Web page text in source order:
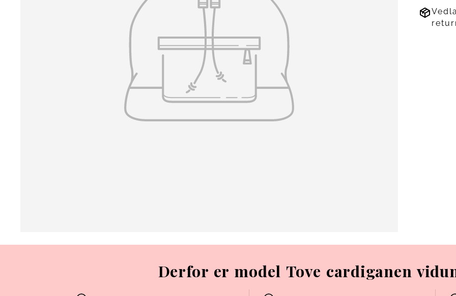
Derfor er model Tove cardiganen